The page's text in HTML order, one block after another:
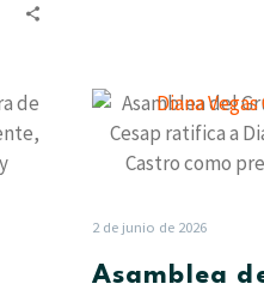
celebrado en
del
2 de junio de 2026
Asamblea